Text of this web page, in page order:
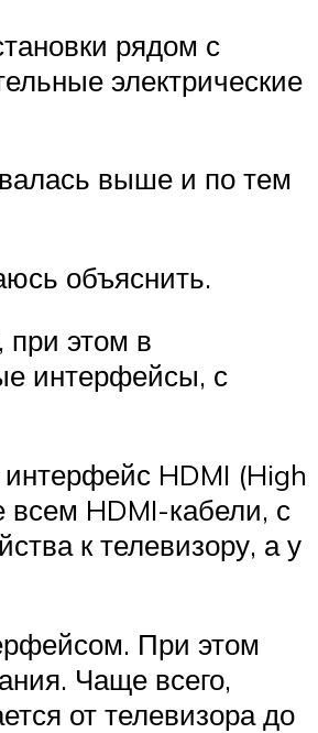
рядом с
электрические
выше и по тем
объяснить.
при этом в
интерфейсы, с
HDMI (High
HDMI-кабели, с
к телевизору, а у
При этом
Чаще всего,
от телевизора до